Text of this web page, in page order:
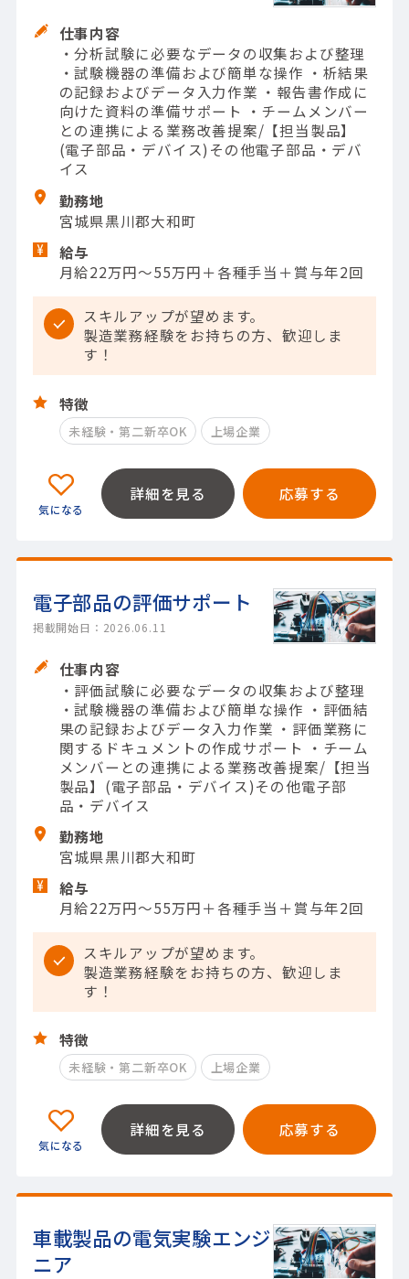
仕事内容
・分析試験に必要なデータの収集および整理
・試験機器の準備および簡単な操作 ・析結果
の記録およびデータ入力作業 ・報告書作成に
向けた資料の準備サポート ・チームメンバー
との連携による業務改善提案/【担当製品】
(電子部品・デバイス)その他電子部品・デバ
イス
勤務地
宮城県黒川郡大和町
給与
月給22万円～55万円＋各種手当＋賞与年2回
スキルアップが望めます。
製造業務経験をお持ちの方、歓迎しま
す！
特徴
未経験・第二新卒OK 上場企業
詳細を見る 応募する
電子部品の評価サポート
掲載開始日：2026.06.11
仕事内容
・評価試験に必要なデータの収集および整理
・試験機器の準備および簡単な操作 ・評価結
果の記録およびデータ入力作業 ・評価業務に
関するドキュメントの作成サポート ・チーム
メンバーとの連携による業務改善提案/【担当
製品】(電子部品・デバイス)その他電子部
品・デバイス
勤務地
宮城県黒川郡大和町
給与
月給22万円～55万円＋各種手当＋賞与年2回
スキルアップが望めます。
製造業務経験をお持ちの方、歓迎しま
す！
特徴
未経験・第二新卒OK 上場企業
詳細を見る 応募する
車載製品の電気実験エンジ
ニア